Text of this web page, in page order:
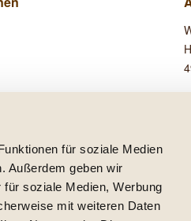
für soziale Medien
Außerdem geben wir
soziale Medien, Werbung
mit weiteren Daten
wenn nicht anders